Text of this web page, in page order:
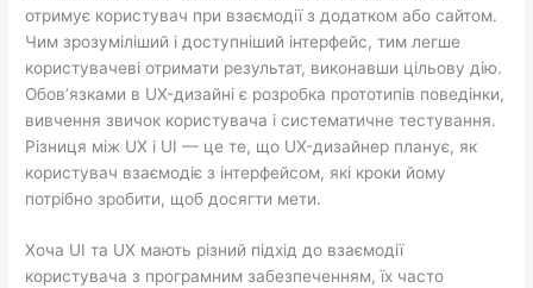
отримує користувач при взаємодії з додатком або сайтом.
Чим зрозуміліший і доступніший інтерфейс, тим легше
користувачеві отримати результат, виконавши цільову дію.
Обов’язками в UX-дизайні є розробка прототипів поведінки,
вивчення звичок користувача і систематичне тестування.
Різниця між UX і UI — це те, що UX-дизайнер планує, як
користувач взаємодіє з інтерфейсом, які кроки йому
потрібно зробити, щоб досягти мети.
Хоча UI та UX мають різний підхід до взаємодії
користувача з програмним забезпеченням, їх часто